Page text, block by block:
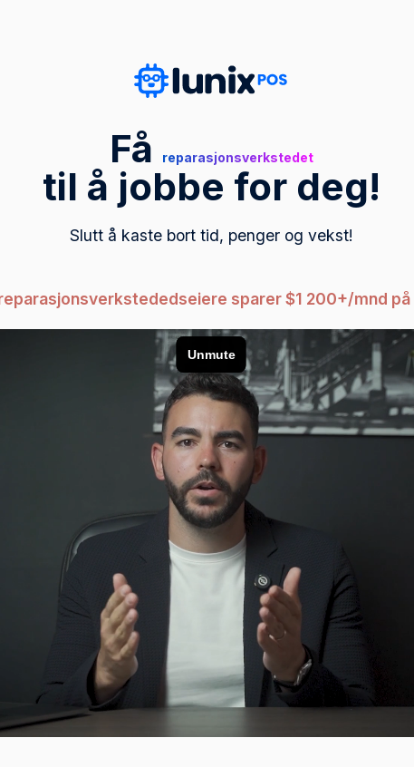
Få reparasjonsverkstedet
til å jobbe for deg!
Slutt å kaste bort tid, penger og vekst!
sparer $1 200+/mnd